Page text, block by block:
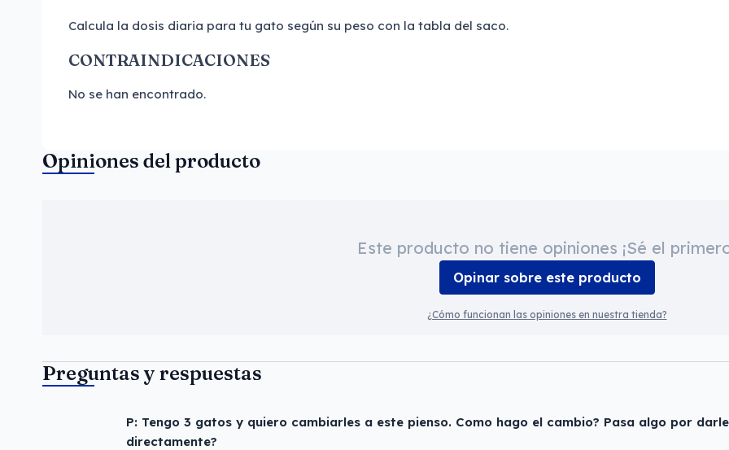
Calcula la dosis diaria para tu gato según su peso con la tabla del saco.
CONTRAINDICACIONES
No se han encontrado.
Opiniones del producto
Este producto no tiene opiniones ¡Sé el
Opinar sobre este producto
¿Cómo funcionan las opiniones en nuestra tienda?
Preguntas y respuestas
P: Tengo 3 gatos y quiero cambiarles a este pienso. Como hago el cambio? Pasa algo por
directamente?